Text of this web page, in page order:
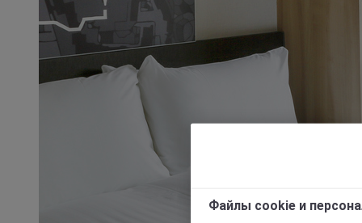
Файлы cookie и